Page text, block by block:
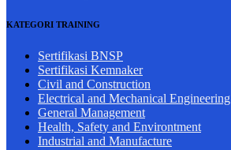
KATEGORI TRAINING
Sertifikasi BNSP
Sertifikasi Kemnaker
Civil and Construction
Electrical and Mechanical Engineering
General Management
Health, Safety and Environtment
Industrial and Manufacture